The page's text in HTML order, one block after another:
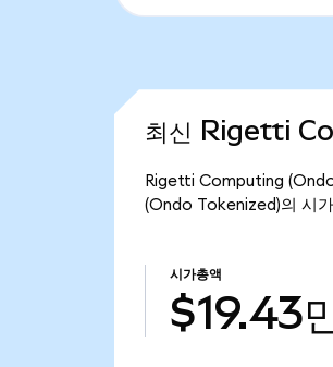
최신 Rigetti
Rigetti Computing
(Ondo Tokenized)의 시
시가총액
$19.43